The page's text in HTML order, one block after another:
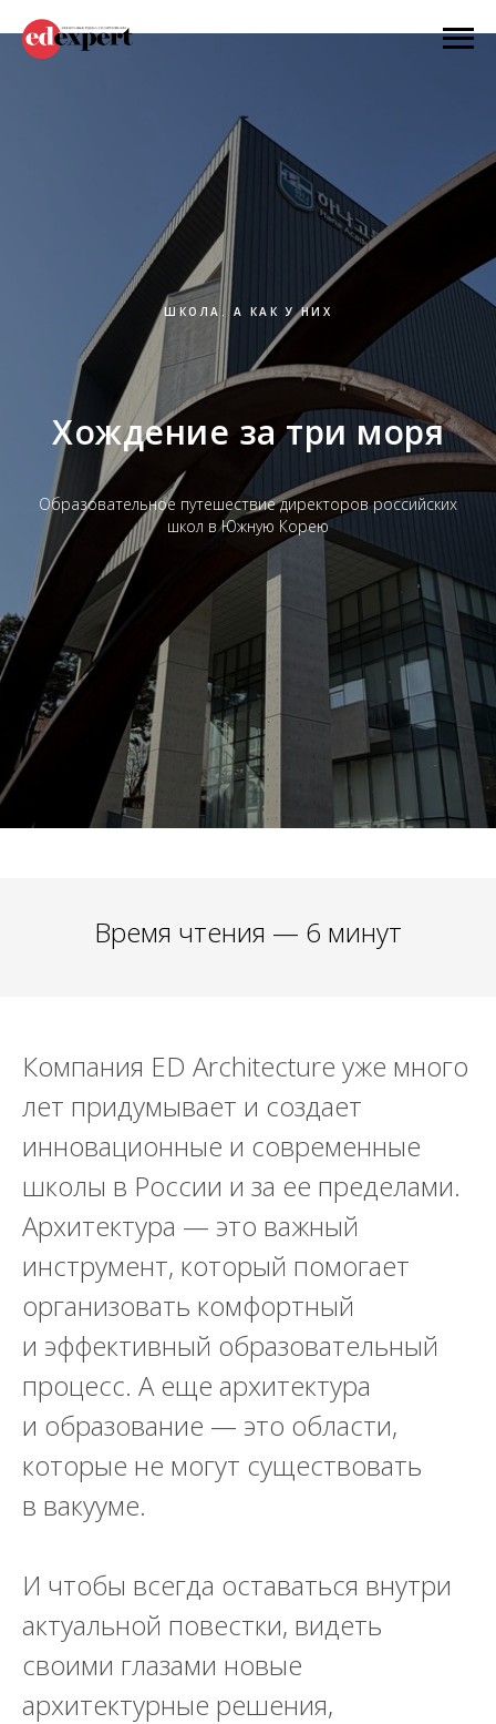
ШКОЛА. А КАК У НИХ
Хождение за три моря
Образовательное путешествие директоров российских
школ в Южную Корею
Время чтения — 6 минут
Компания ED Architecture уже много
лет придумывает и создает
инновационные и современные
школы в России и за ее пределами.
Архитектура — это важный
инструмент, который помогает
организовать комфортный
и эффективный образовательный
процесс. А еще архитектура
и образование — это области,
которые не могут существовать
в вакууме.
И чтобы всегда оставаться внутри
актуальной повестки, видеть
своими глазами новые
архитектурные решения,